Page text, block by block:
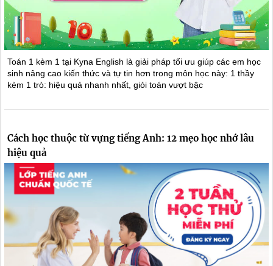
Toán 1 kèm 1 tại Kyna English là giải pháp tối ưu giúp các em học
sinh nâng cao kiến thức và tự tin hơn trong môn học này: 1 thầy
kèm 1 trò: hiệu quả nhanh nhất, giỏi toán vượt bậc
Cách học thuộc từ vựng tiếng Anh: 12 mẹo học nhớ lâu
hiệu quả